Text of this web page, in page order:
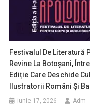
Festivalul De Literatură
Revine La Botoșani,
Ediție Care Deschide
Ilustratorii Români Și
iunie 17, 2026 Adm